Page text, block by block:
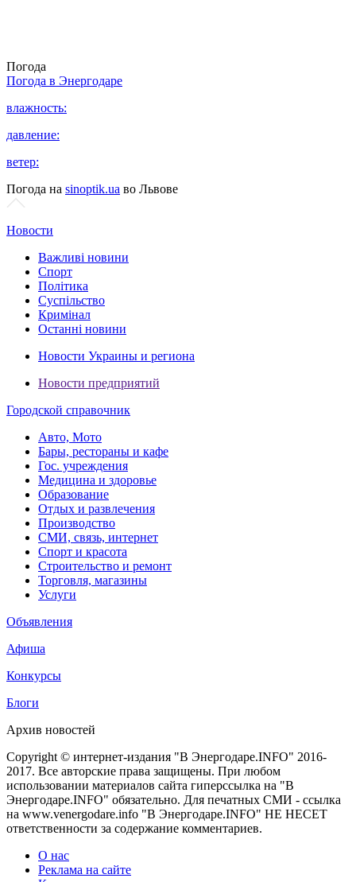
Погода
Погода в Энергодаре
влажность:
давление:
ветер:
Погода на sinoptik.ua во Львове
Новости
Важливі новини
Спорт
Політика
Суспільство
Кримінал
Останні новини
Новости Украины и региона
Новости предприятий
Городской справочник
Авто, Мото
Бары, рестораны и кафе
Гос. учреждения
Медицина и здоровье
Образование
Отдых и развлечения
Производство
СМИ, связь, интернет
Спорт и красота
Строительство и ремонт
Торговля, магазины
Услуги
Объявления
Афиша
Конкурсы
Блоги
Архив новостей
Copyright © интернет-издания "В Энергодаре.INFO" 2016-
2017. Все авторские права защищены. При любом
использовании материалов сайта гиперссылка на "В
Энергодаре.INFO" обязательно. Для печатных СМИ - ссылка
на www.venergodare.info "В Энергодаре.INFO" НЕ НЕСЕТ
ответственности за содержание комментариев.
О нас
Реклама на сайте